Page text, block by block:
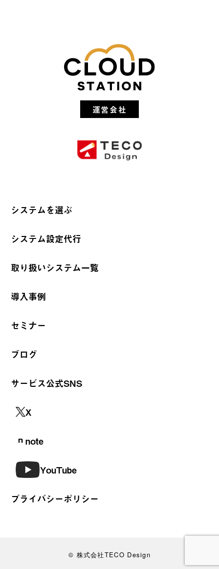
運営会社
システムを選ぶ
システム設定代行
取り扱いシステム一覧
導入事例
セミナー
ブログ
サービス公式SNS
X
note
YouTube
プライバシーポリシー
© 株式会社TECO Design